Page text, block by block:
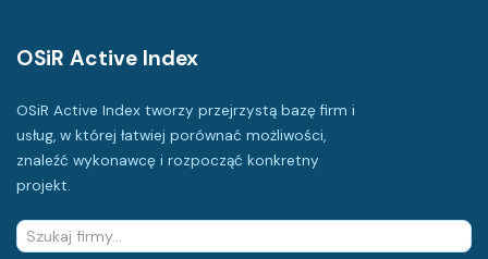
OSiR Active Index
OSiR Active Index tworzy przejrzystą bazę firm i
usług, w której łatwiej porównać możliwości,
znaleźć wykonawcę i rozpocząć konkretny
projekt.